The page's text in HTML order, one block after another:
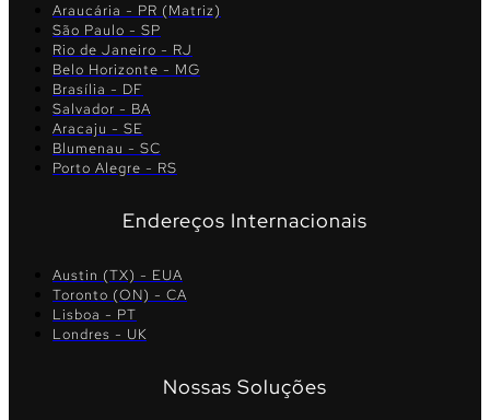
Araucária - PR (Matriz)
São Paulo - SP
Rio de Janeiro - RJ
Belo Horizonte - MG
Brasília - DF
Salvador - BA
Aracaju - SE
Blumenau - SC
Porto Alegre - RS
Endereços Internacionais
Austin (TX) - EUA
Toronto (ON) - CA
Lisboa - PT
Londres - UK
Nossas Soluções